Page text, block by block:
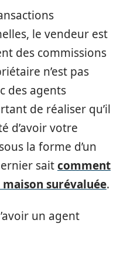
le vendeur est
des commissions
n’est pas
des agents
de réaliser qu’il
d’avoir votre
la forme d’un
saitcomment
surévaluée.
un agent